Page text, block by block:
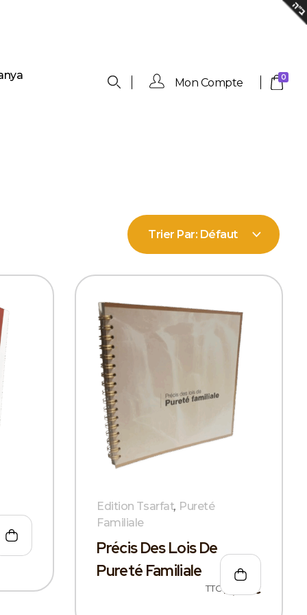
Mon Compte 0
Trier Par: Défaut
Précis Des Lois De
Pureté Familiale
15,00 €
TTC
Edition Tsarfat, Pureté
Familiale